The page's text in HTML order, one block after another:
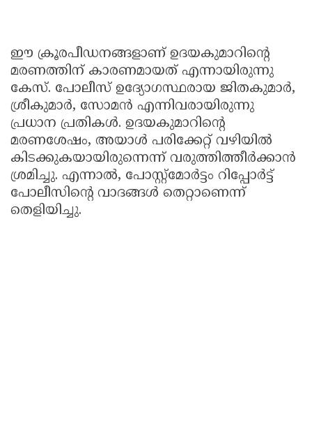
ഈ ക്രൂരപീഡനങ്ങളാണ് ഉദയകുമാറിന്റെ
മരണത്തിന് കാരണമായത് എന്നായിരുന്നു
കേസ്. പോലീസ് ഉദ്യോഗസ്ഥരായ ജിതകുമാർ,
ശ്രീകുമാർ, സോമൻ എന്നിവരായിരുന്നു
പ്രധാന പ്രതികൾ. ഉദയകുമാറിന്റെ
മരണശേഷം, അയാൾ പരിക്കേറ്റ് വഴിയിൽ
കിടക്കുകയായിരുന്നെന്ന് വരുത്തിത്തീർക്കാൻ
ശ്രമിച്ചു. എന്നാൽ, പോസ്റ്റ്‌മോർട്ടം റിപ്പോർട്ട്
പോലീസിന്റെ വാദങ്ങൾ തെറ്റാണെന്ന്
തെളിയിച്ചു.